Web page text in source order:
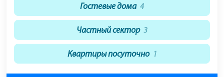
Гостевые дома 4
Частный сектор 3
Квартиры посуточно 1